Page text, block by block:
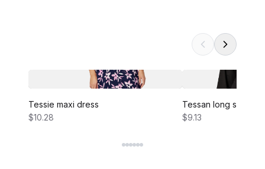
Tessie maxi dress
$10.28
Tessan long sleeve
$9.13